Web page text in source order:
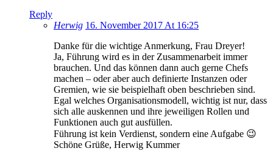
Reply
Herwig 16. November 2017 At 16:25
Danke für die wichtige Anmerkung, Frau Dreyer!
Ja, Führung wird es in der Zusammenarbeit immer
brauchen. Und das können dann auch gerne Chefs
machen – oder aber auch definierte Instanzen oder
Gremien, wie sie beispielhaft oben beschrieben sind.
Egal welches Organisationsmodell, wichtig ist nur, dass
sich alle auskennen und ihre jeweiligen Rollen und
Funktionen auch gut ausfüllen.
Führung ist kein Verdienst, sondern eine Aufgabe 😉
Schöne Grüße, Herwig Kummer